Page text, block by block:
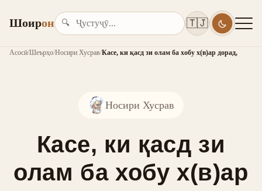
Шоирон 🔍 🇹🇯
Асосӣ/Шеърҳо/Носири Хусрав/Касе, ки қасд зи олам ба хобу х(в)ар дорад,
Носири Хусрав
Касе, ки қасд зи
олам ба хобу х(в)ар